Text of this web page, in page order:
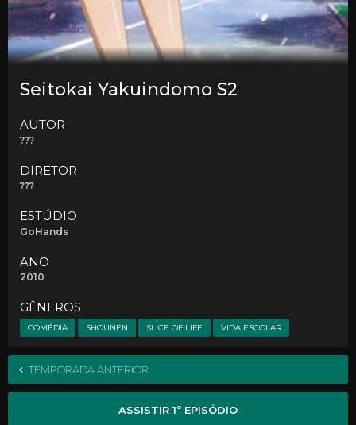
Seitokai Yakuindomo S2
AUTOR
???
DIRETOR
???
ESTÚDIO
GoHands
ANO
2010
GÊNEROS
COMÉDIA SHOUNEN SLICE OF LIFE VIDA ESCOLAR
TEMPORADA ANTERIOR
ASSISTIR 1º EPISÓDIO